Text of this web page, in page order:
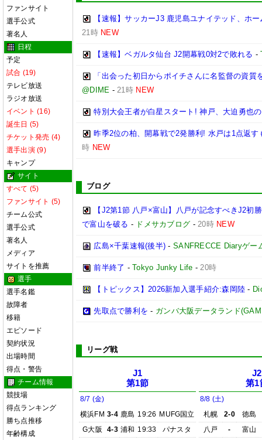
ファンサイト
選手公式
著名人
日程
予定
試合 (19)
テレビ放送
ラジオ放送
イベント (16)
誕生日 (5)
チケット発売 (4)
選手出演 (9)
キャンプ
サイト
すべて (5)
ファンサイト (5)
チーム公式
選手公式
著名人
メディア
サイトを推薦
選手
選手名鑑
故障者
移籍
エピソード
契約状況
出場時間
得点・警告
チーム情報
競技場
得点ランキング
勝ち点推移
年齢構成
【速報】サッカーJ3 鹿児島ユナイテッド、ホ
21時 NEW
【速報】ベガルタ仙台 J2開幕戦0対2で敗れる -
「出会った初日からポイチさんに名監督の資
@DIME -21時 NEW
特別大会王者が白星スタート! 神戸、大迫勇也
昨季2位の柏、開幕戦で2発勝利! 水戸は1点返す
時 NEW
ブログ
【J2第1節 八戸×富山】八戸が記念すべきJ2初
で富山を破る - ドメサカブログ -20時 NEW
広島×千葉速報(後半) -SANFRECCE Diaryゲー
前半終了 -Tokyo Junky Life -20時
【トピックス】2026新加入選手紹介:森岡陸 -
先取点で勝利を - ガンバ大阪データランド
リーグ戦
J1
第1節
8/7 (金)
横浜FM 3-4 鹿島 19:26 MUFG国立
G大阪
4-3 浦和 19:33
パナスタ
J2
第1
8/8 (土)
札幌
2-0
徳島
八戸
-
富山